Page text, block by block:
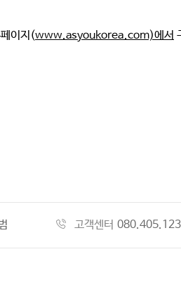
이지(www.asyoukorea.com)에서
고객센터